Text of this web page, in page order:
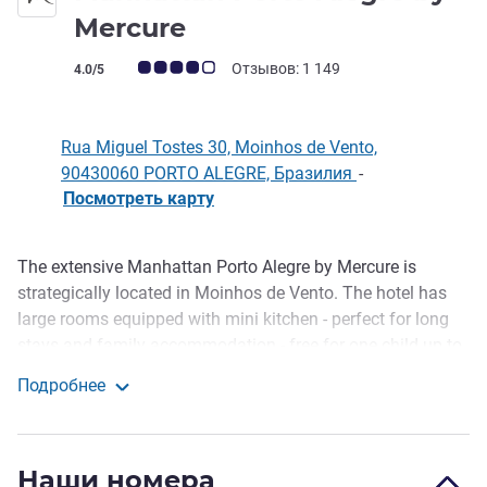
Mercure
Примечание: отзывы клиентов (Рейтинг ALL)
4.0/5 Отзывов: 1 149
Rua Miguel Tostes 30, Moinhos de Vento,
90430060 PORTO ALEGRE, Бразилия -
Посмотреть карту
Описание
The extensive Manhattan Porto Alegre by Mercure is
strategically located in Moinhos de Vento. The hotel has
large rooms equipped with mini kitchen - perfect for long
pool, gym, area for social and corporate events, plus the
Just 7 km from the International Airport, the Moinhos de
Подробнее
Наши номера